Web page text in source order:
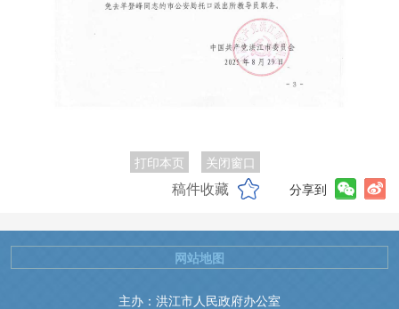
打印本页 关闭窗口
稿件收藏 分享到
主办：洪江市人民政府办公室
网站地图